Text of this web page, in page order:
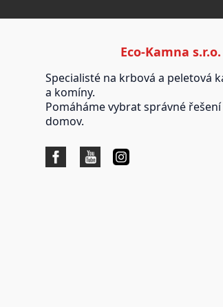
Eco-Kamna s.r.o.
Specialisté na krbová a peletová
a komíny.
Pomáháme vybrat správné
domov.